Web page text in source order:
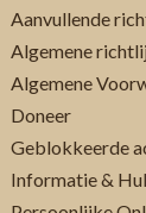
Aanvullende
Algemene
Algemene
Doneer
Geblokkeerde
Informatie &